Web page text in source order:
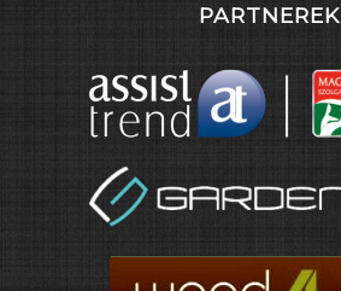
PARTNEREK